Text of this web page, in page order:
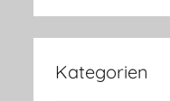
Kategorien